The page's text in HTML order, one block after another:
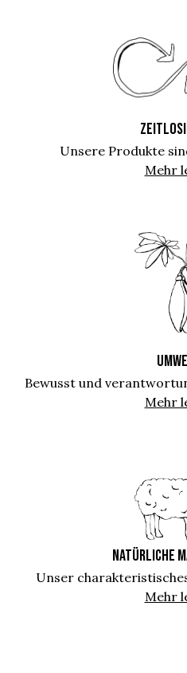
Unsere Produkte
Mehr
Bewusst und
Mehr
NATÜRLICHE
Unser
Mehr